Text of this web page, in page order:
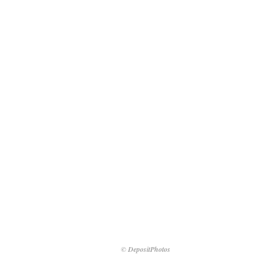
© DepositPhotos